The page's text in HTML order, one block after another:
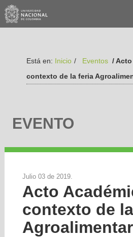
Está en: Inicio / Eventos /
contexto de la feria
EVENTO
Julio 03 de 2019.
Acto
contexto de